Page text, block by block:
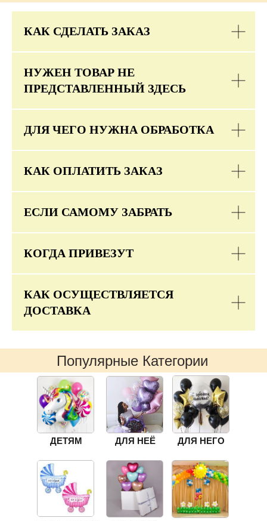
КАК СДЕЛАТЬ ЗАКАЗ
НУЖЕН ТОВАР НЕ
ПРЕДСТАВЛЕННЫЙ ЗДЕСЬ
ДЛЯ ЧЕГО НУЖНА ОБРАБОТКА
КАК ОПЛАТИТЬ ЗАКАЗ
ЕСЛИ САМОМУ ЗАБРАТЬ
КОГДА ПРИВЕЗУТ
КАК ОСУЩЕСТВЛЯЕТСЯ
ДОСТАВКА
Популярные Категории
ДЛЯ НЕЁ ДЛЯ НЕГО
ДЕТЯМ